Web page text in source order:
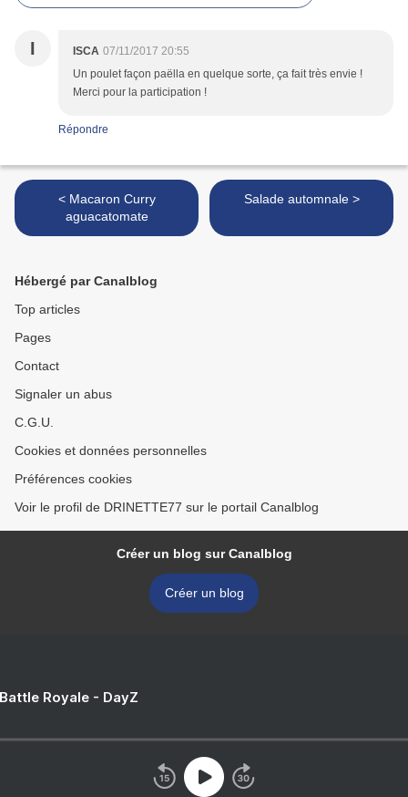
I ISCA 07/11/2017 20:55
Un poulet façon paëlla en quelque sorte, ça fait très envie !
Merci pour la participation !
Répondre
< Macaron Curry
aguacatomate
Salade automnale >
Hébergé par Canalblog
Top articles
Pages
Contact
Signaler un abus
C.G.U.
Cookies et données personnelles
Préférences cookies
Voir le profil de DRINETTE77 sur le portail Canalblog
Créer un blog sur Canalblog
Créer un blog
Royale - DayZ